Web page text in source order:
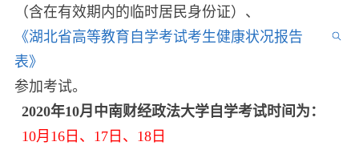
（含在有效期内的临时居民身份证）、
《湖北省高等教育自学考试考生健康状况报告
表》
参加考试。
2020年10月中南财经政法大学自学考试时间为：
10月16日、17日、18日